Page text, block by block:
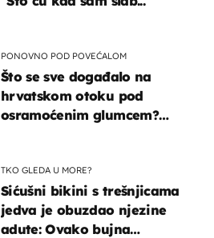
PONOVNO POD POVEĆALOM
Što se sve događalo na
hrvatskom otoku pod
osramoćenim glumcem?
TKO GLEDA U MORE?
Sićušni bikini s trešnjicama
jedva je obuzdao njezine
adute: Ovako bujna